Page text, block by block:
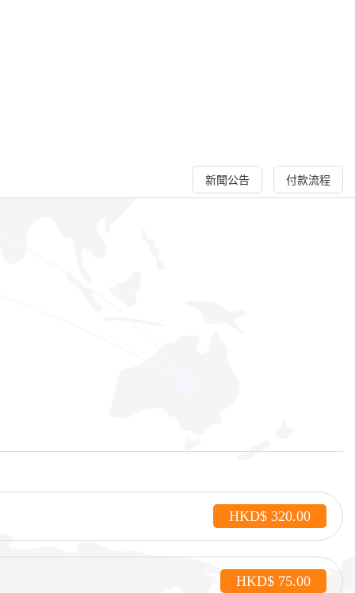
新聞公告 付款流程
HKD$ 320.00
HKD$ 75.00